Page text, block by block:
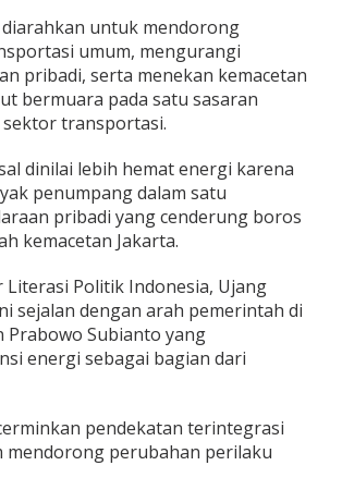
untuk mendorong
umum, mengurangi
pribadi, serta menekan kemacetan
bermuara pada satu sasaran
transportasi.
dinilai lebih hemat energi karena
penumpang dalam satu
pribadi yang cenderung boros
kemacetan Jakarta.
Politik Indonesia, Ujang
sejalan dengan arah pemerintah di
Prabowo Subianto yang
energi sebagai bagian dari
pendekatan terintegrasi
mendorong perubahan perilaku